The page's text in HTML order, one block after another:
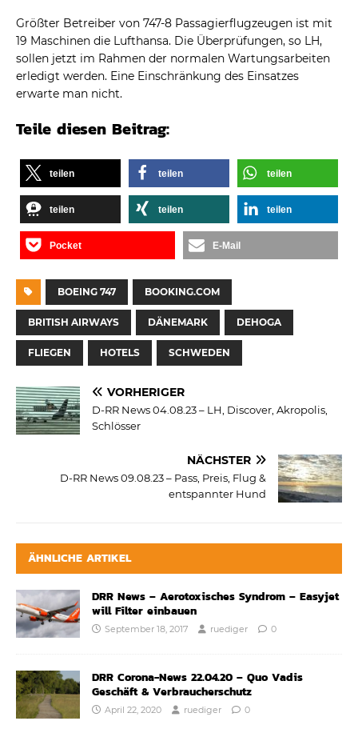
Größter Betreiber von 747-8 Passagierflugzeugen ist mit
19 Maschinen die Lufthansa. Die Überprüfungen, so LH,
sollen jetzt im Rahmen der normalen Wartungsarbeiten
erledigt werden. Eine Einschränkung des Einsatzes
erwarte man nicht.
Teile diesen Beitrag:
teilen teilen teilen
teilen teilen teilen
Pocket E-Mail
BOEING 747 BOOKING.COM
BRITISH AIRWAYS DÄNEMARK DEHOGA
FLIEGEN HOTELS SCHWEDEN
VORHERIGER
D-RR News 04.08.23 – LH, Discover, Akropolis,
Schlösser
NÄCHSTER
D-RR News 09.08.23 – Pass, Preis, Flug &
entspannter Hund
ÄHNLICHE ARTIKEL
DRR News – Aerotoxisches Syndrom – Easyjet
will Filter einbauen
September 18, 2017 ruediger 0
DRR Corona-News 22.04.20 – Quo Vadis
Geschäft & Verbraucherschutz
April 22, 2020 ruediger 0